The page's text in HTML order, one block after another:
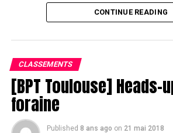
CONTINUE READING
CLASSEMENTS
[BPT Toulouse] Heads-
foraine
Published 8 ans ago on 21 mai 2018